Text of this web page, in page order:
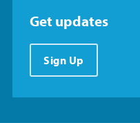
Get updates
Sign Up